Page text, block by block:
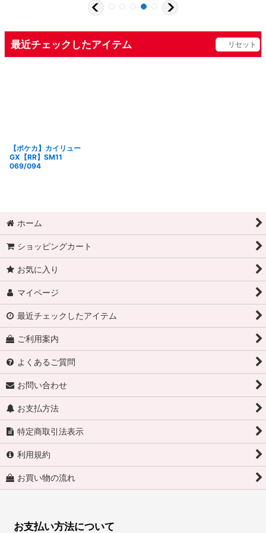
最近チェックしたアイテム リセット
【ポケカ】カイリュー
GX【RR】SM11
069/094
ホーム
ショッピングカート
お気に入り
マイページ
最近チェックしたアイテム
ご利用案内
よくあるご質問
お問い合わせ
お支払方法
特定商取引法表示
利用規約
お買い物の流れ
お支払い方法について